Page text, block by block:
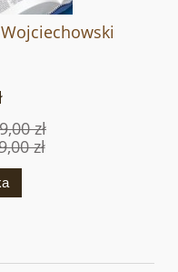
Wojciechowski
zł
zł